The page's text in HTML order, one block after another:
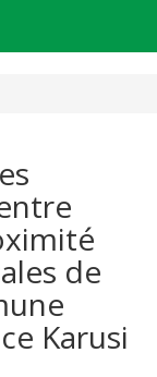
de
Karusi